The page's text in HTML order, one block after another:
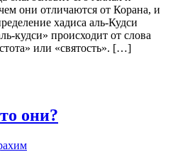
они отличаются от Корана, и
хадиса аль-Кудси
кудси» происходит от слова
или «святость». […]
они?